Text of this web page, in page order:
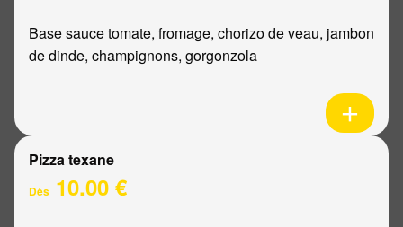
Base sauce tomate, fromage, chorizo de veau, jambon
de dinde, champignons, gorgonzola
Pizza texane
Dès 10.00 €